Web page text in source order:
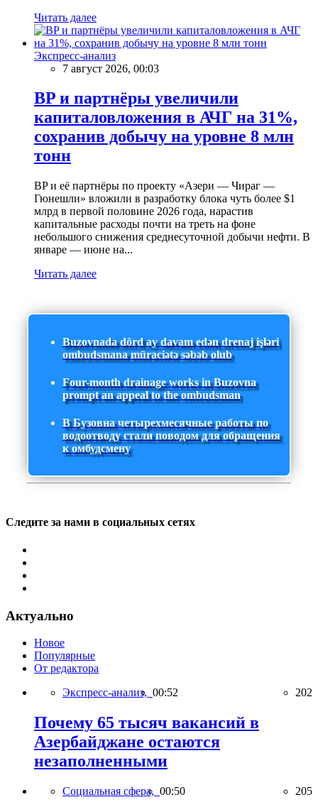
Читать далее
Экспресс-анализ
7 август 2026, 00:03
BP и партнёры увеличили
капиталовложения в АЧГ на 31%,
сохранив добычу на уровне 8 млн
тонн
BP и её партнёры по проекту «Азери — Чираг —
Гюнешли» вложили в разработку блока чуть более $1
млрд в первой половине 2026 года, нарастив
капитальные расходы почти на треть на фоне
небольшого снижения среднесуточной добычи нефти. В
январе — июне на...
Читать далее
Buzovnada dörd ay davam edən drenaj işləri
ombudsmana müraciətə səbəb olub
Four-month drainage works in Buzovna
prompt an appeal to the ombudsman
В Бузовна четырехмесячные работы по
водоотводу стали поводом для обращения
к омбудсмену
Следите за нами в социальных сетях
Актуально
Новое
Популярные
От редактора
Экспресс-анализ, 00:52 202
Почему 65 тысяч вакансий в
Азербайджане остаются
незаполненными
Социальная сфера, 00:50 205